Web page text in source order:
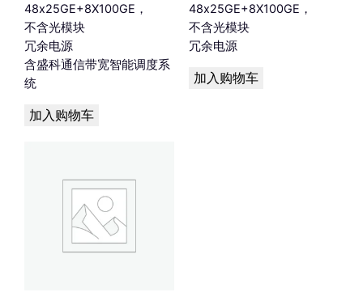
48x25GE+8X100GE，
不含光模块
冗余电源
含盛科通信带宽智能调度系
统
加入购物车
48x25GE+8X100GE，
不含光模块
冗余电源
加入购物车